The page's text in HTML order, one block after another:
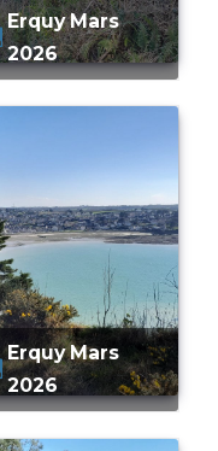
Erquy Mars
2026
Erquy Mars
2026